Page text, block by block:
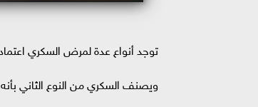
توجد أنواع عدة لمرض السكري
ويصنف السكري من النوع الثاني